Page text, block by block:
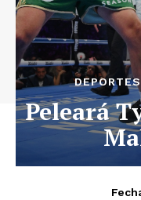
DEPORTES
Peleará